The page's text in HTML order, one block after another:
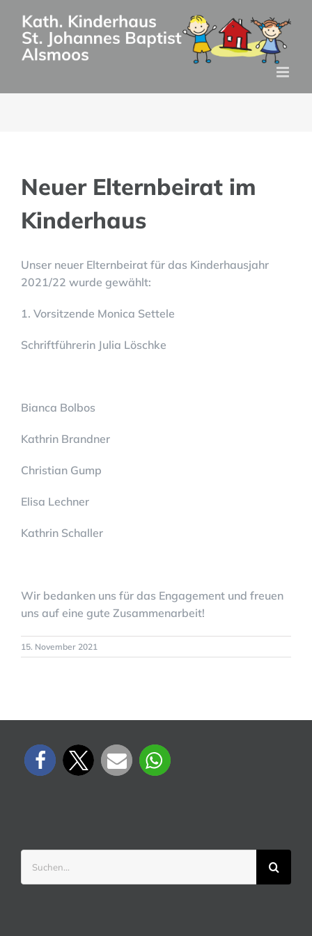
Inhalt
springen
Neuer Elternbeirat im
Kinderhaus
Unser neuer Elternbeirat für das Kinderhausjahr
2021/22 wurde gewählt:
1. Vorsitzende Monica Settele
Schriftführerin Julia Löschke
Bianca Bolbos
Kathrin Brandner
Christian Gump
Elisa Lechner
Kathrin Schaller
Wir bedanken uns für das Engagement und freuen
uns auf eine gute Zusammenarbeit!
15. November 2021
nach: